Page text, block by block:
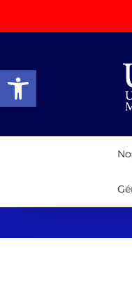
Abrir barra